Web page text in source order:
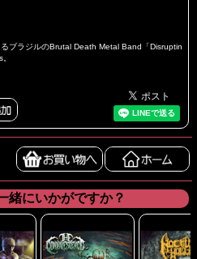
ブラジルのBrutal Death Metal Band「Disruptin
緒にいかがですか？